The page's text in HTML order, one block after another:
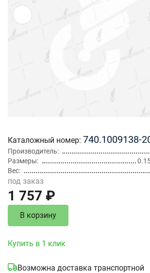
Каталожный номер 740.1009138-
Производитель
Размеры
Вес
под заказ
1 757 ₽
В корзину
Купить в 1 клик
Возможна доставка транспортной